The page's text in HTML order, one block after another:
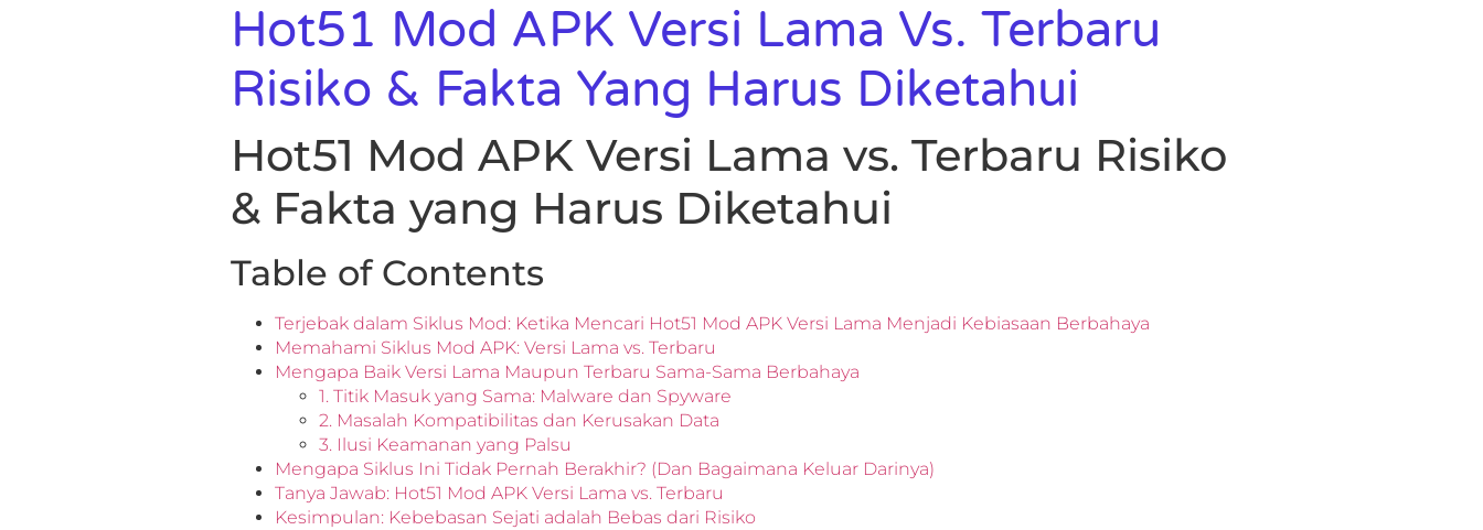
Hot51 Mod APK Versi Lama Vs. Terbaru
Risiko & Fakta Yang Harus Diketahui
Hot51 Mod APK Versi Lama vs. Terbaru Risiko
& Fakta yang Harus Diketahui
Table of Contents
Terjebak dalam Siklus Mod: Ketika Mencari Hot51 Mod APK Versi Lama Menjadi Kebiasaan Berbahaya
Memahami Siklus Mod APK: Versi Lama vs. Terbaru
Mengapa Baik Versi Lama Maupun Terbaru Sama-Sama Berbahaya
1. Titik Masuk yang Sama: Malware dan Spyware
2. Masalah Kompatibilitas dan Kerusakan Data
3. Ilusi Keamanan yang Palsu
Mengapa Siklus Ini Tidak Pernah Berakhir? (Dan Bagaimana Keluar Darinya)
Tanya Jawab: Hot51 Mod APK Versi Lama vs. Terbaru
Kesimpulan: Kebebasan Sejati adalah Bebas dari Risiko